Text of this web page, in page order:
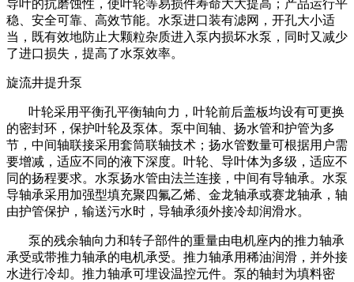
导叶的抗磨蚀性，使叶轮等易损件寿命大大提高；产品运行平
稳、安全可靠、高效节能。水泵进口装有滤网，开孔大小适
当，既有效地防止大颗粒杂质进入泵内损坏水泵，同时又减少
了进口损失，提高了水泵效率。
旋流井提升泵
叶轮采用平衡孔平衡轴向力，叶轮前后盖板均设有可更换
的密封环，保护叶轮及泵体。泵中间轴、扬水管和护管为多
节，中间轴联接采用套筒联轴技术；扬水管数量可根据用户需
要增减，适应不同的液下深度。叶轮、导叶体为多级，适应不
同的扬程要求。水泵扬水管由法兰连接，中间有导轴承。水泵
导轴承采用加强型填充聚四氟乙烯、金龙轴承或赛龙轴承，轴
由护管保护，输送污水时，导轴承须外接冷却润滑水。
泵的残余轴向力和转子部件的重量由电机座内的推力轴承
承受或带推力轴承的电机承受。推力轴承用稀油润滑，并外接
水进行冷却。推力轴承可埋设温控元件。泵的轴封为填料密